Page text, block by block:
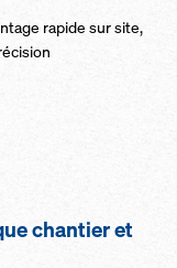
rapide sur site,
chantier et